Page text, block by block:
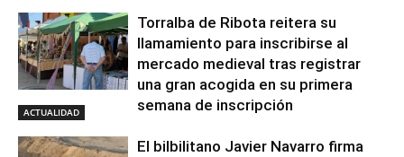
ACTUALIDAD
Torralba de Ribota reitera su
llamamiento para inscribirse al
mercado medieval tras registrar
una gran acogida en su primera
semana de inscripción
El bilbilitano Javier Navarro firma